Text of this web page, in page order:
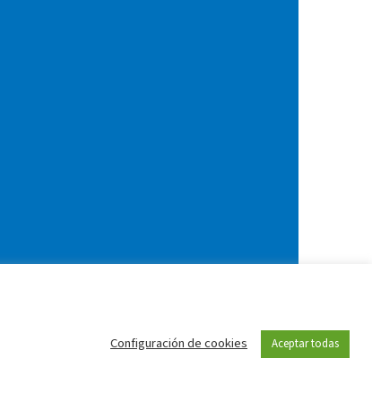
Configuración de cookies Aceptar todas